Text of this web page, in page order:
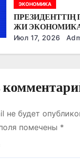
ЭКОНОМИКА
ПРЕЗИДЕНТТІҢ
ЖИ
ЖӘНЕ
БОЛАШАҒЫН
САЛАҒА
Июл 17, 2026
не будет
помечены *